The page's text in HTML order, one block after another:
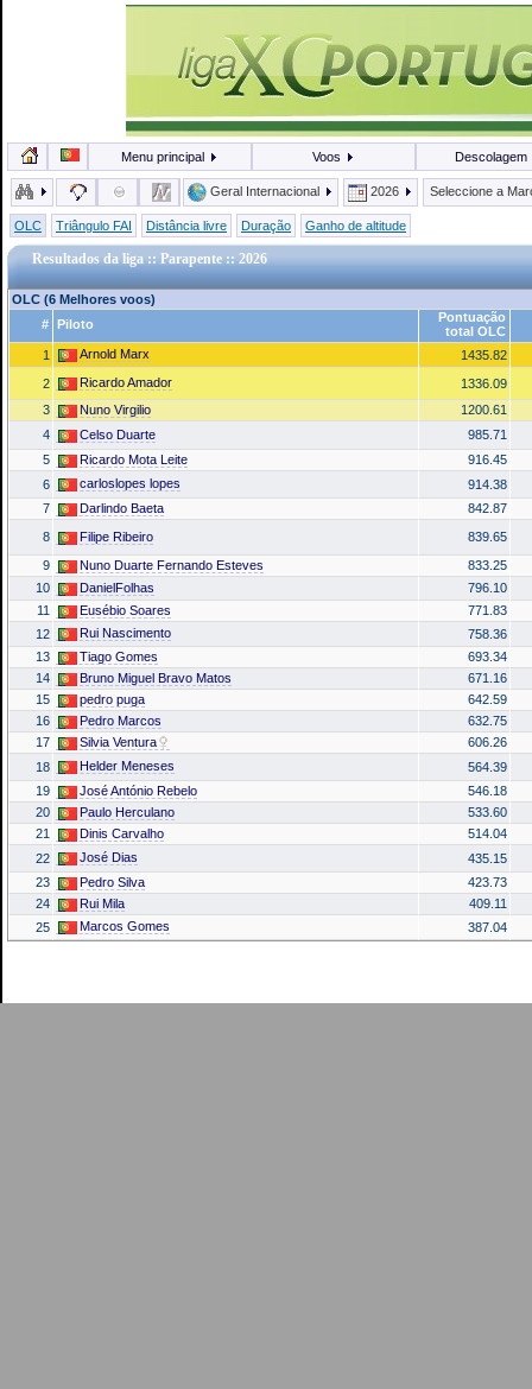
Menu principal Voos Descolagem
Geral Internacional 2026 Seleccione a
OLC Triângulo FAI Distância livre Duração Ganho de altitude
Resultados da liga :: Parapente :: 2026
OLC (6 Melhores voos)
# Piloto
Pontuação
total OLC
1
Arnold Marx
1435.82
2
Ricardo Amador
1336.09
3
Nuno Virgilio
1200.61
4
Celso Duarte
985.71
5
Ricardo Mota Leite
916.45
6
carloslopes lopes
914.38
7
Darlindo Baeta
842.87
8
Filipe Ribeiro
839.65
9
Nuno Duarte Fernando Esteves
833.25
10
DanielFolhas
796.10
11
Eusébio Soares
771.83
12
Rui Nascimento
758.36
13
Tiago Gomes
693.34
14
Bruno Miguel Bravo Matos
671.16
15
pedro puga
642.59
16
Pedro Marcos
632.75
17
Silvia Ventura
606.26
18
Helder Meneses
564.39
19
José António Rebelo
546.18
20
Paulo Herculano
533.60
21
Dinis Carvalho
514.04
22
José Dias
435.15
23
Pedro Silva
423.73
24
Rui Mila
409.11
25
Marcos Gomes 387.04